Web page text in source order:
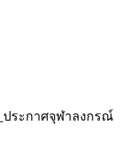
ประกาศจุฬาลงกรณ์